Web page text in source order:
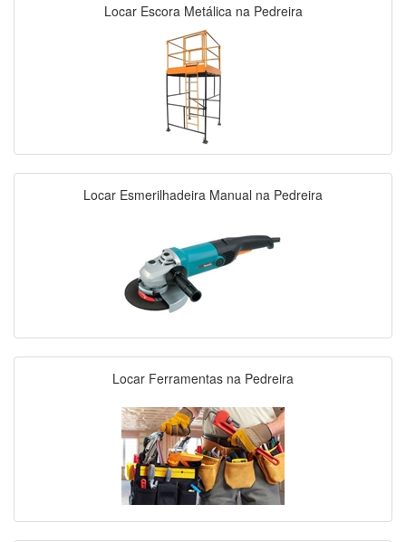
Locar Escora Metálica na Pedreira
Locar Esmerilhadeira Manual na Pedreira
Locar Ferramentas na Pedreira